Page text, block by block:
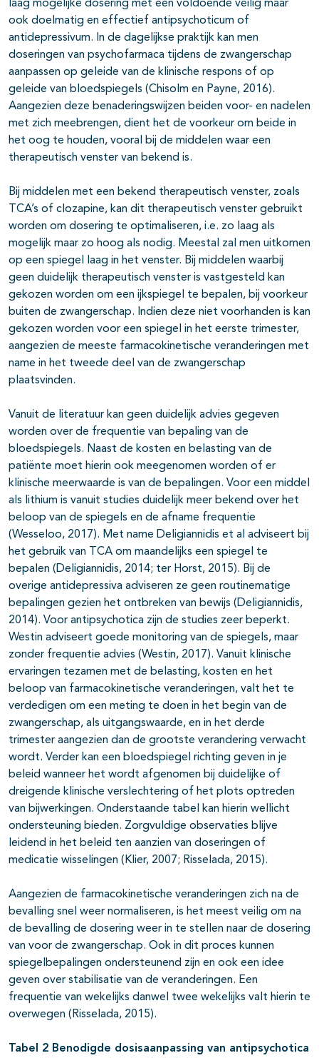
laag mogelijke dosering met een voldoende veilig maar
ook doelmatig en effectief antipsychoticum of
antidepressivum. In de dagelijkse praktijk kan men
doseringen van psychofarmaca tijdens de zwangerschap
aanpassen op geleide van de klinische respons of op
geleide van bloedspiegels (Chisolm en Payne, 2016).
Aangezien deze benaderingswijzen beiden voor- en nadelen
met zich meebrengen, dient het de voorkeur om beide in
het oog te houden, vooral bij de middelen waar een
therapeutisch venster van bekend is.
Bij middelen met een bekend therapeutisch venster, zoals
TCA’s of clozapine, kan dit therapeutisch venster gebruikt
worden om dosering te optimaliseren, i.e. zo laag als
mogelijk maar zo hoog als nodig. Meestal zal men uitkomen
op een spiegel laag in het venster. Bij middelen waarbij
geen duidelijk therapeutisch venster is vastgesteld kan
gekozen worden om een ijkspiegel te bepalen, bij voorkeur
buiten de zwangerschap. Indien deze niet voorhanden is kan
gekozen worden voor een spiegel in het eerste trimester,
aangezien de meeste farmacokinetische veranderingen met
name in het tweede deel van de zwangerschap
plaatsvinden.
Vanuit de literatuur kan geen duidelijk advies gegeven
worden over de frequentie van bepaling van de
bloedspiegels. Naast de kosten en belasting van de
patiënte moet hierin ook meegenomen worden of er
klinische meerwaarde is van de bepalingen. Voor een middel
als lithium is vanuit studies duidelijk meer bekend over het
beloop van de spiegels en de afname frequentie
(Wesseloo, 2017). Met name Deligiannidis et al adviseert bij
het gebruik van TCA om maandelijks een spiegel te
bepalen (Deligiannidis, 2014; ter Horst, 2015). Bij de
overige antidepressiva adviseren ze geen routinematige
bepalingen gezien het ontbreken van bewijs (Deligiannidis,
2014). Voor antipsychotica zijn de studies zeer beperkt.
Westin adviseert goede monitoring van de spiegels, maar
zonder frequentie advies (Westin, 2017). Vanuit klinische
ervaringen tezamen met de belasting, kosten en het
beloop van farmacokinetische veranderingen, valt het te
verdedigen om een meting te doen in het begin van de
zwangerschap, als uitgangswaarde, en in het derde
trimester aangezien dan de grootste verandering verwacht
wordt. Verder kan een bloedspiegel richting geven in je
beleid wanneer het wordt afgenomen bij duidelijke of
dreigende klinische verslechtering of het plots optreden
van bijwerkingen. Onderstaande tabel kan hierin wellicht
ondersteuning bieden. Zorgvuldige observaties blijve
leidend in het beleid ten aanzien van doseringen of
medicatie wisselingen (Klier, 2007; Risselada, 2015).
Aangezien de farmacokinetische veranderingen zich na de
bevalling snel weer normaliseren, is het meest veilig om na
de bevalling de dosering weer in te stellen naar de dosering
van voor de zwangerschap. Ook in dit proces kunnen
spiegelbepalingen ondersteunend zijn en ook een idee
geven over stabilisatie van de veranderingen. Een
frequentie van wekelijks danwel twee wekelijks valt hierin te
overwegen (Risselada, 2015).
Tabel 2 Benodigde dosisaanpassing van antipsychotica